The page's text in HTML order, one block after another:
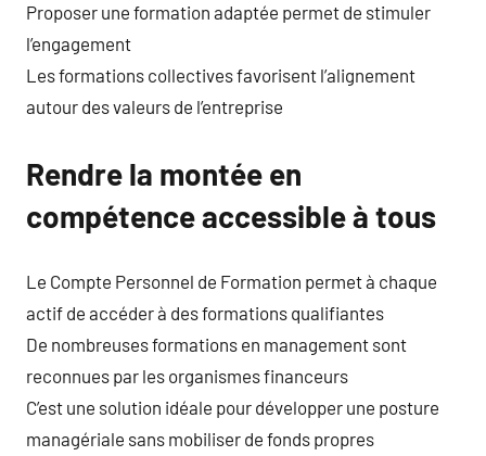
Proposer une formation adaptée permet de stimuler
l’engagement
Les formations collectives favorisent l’alignement
autour des valeurs de l’entreprise
Rendre la montée en
compétence accessible à tous
Le Compte Personnel de Formation permet à chaque
actif de accéder à des formations qualifiantes
De nombreuses formations en management sont
reconnues par les organismes financeurs
C’est une solution idéale pour développer une posture
managériale sans mobiliser de fonds propres